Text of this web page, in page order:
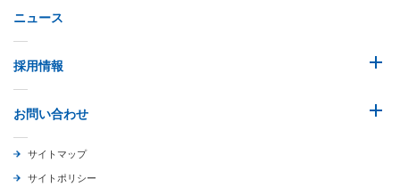
ニュース
採用情報
お問い合わせ
サイトマップ
サイトポリシー